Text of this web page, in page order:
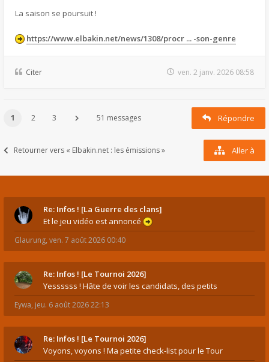
La saison se poursuit !
https://www.elbakin.net/news/1308/procr ... -son-genre
Citer ven. 2 janv. 2026 08:58
1 2 3 51 messages Répondre
Retourner vers « Elbakin.net : les émissions » Aller à
Re: Infos ! [La Guerre des clans]
Et le jeu vidéo est annoncé
Glaurung, ven. 7 août 2026 00:40
Re: Infos ! [Le Tournoi 2026]
Yessssss ! Hâte de voir les candidats, des petits
Eywa, jeu. 6 août 2026 22:13
Re: Infos ! [Le Tournoi 2026]
Voyons, voyons ! Ma petite check-list pour le Tour